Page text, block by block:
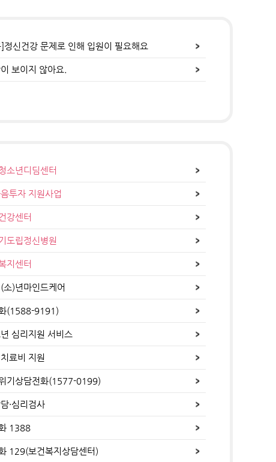
정신건강 문제로 인해 입원이 필요해요
보이지 않아요.
소년디딤센터
투자 지원사업
강센터
도립정신병원
지센터
소)년마인드케어
(1588-9191)
심리지원 서비스
료비 지원
기상담전화(1577-0199)
·심리검사
1388
129(보건복지상담센터)